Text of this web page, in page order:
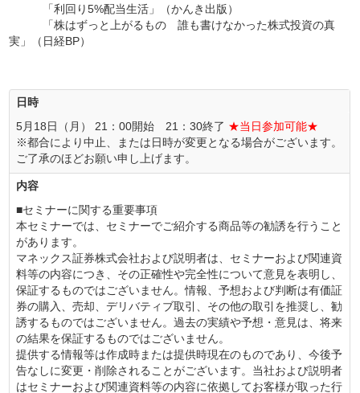
「利回り5%配当生活」（かんき出版）
「株はずっと上がるもの 誰も書けなかった株式投資の真
実」（日経BP）
日時
5月18日（月） 21：00開始 21：30終了 ★当日参加可能★
※都合により中止、または日時が変更となる場合がございます。
ご了承のほどお願い申し上げます。
内容
■セミナーに関する重要事項
本セミナーでは、セミナーでご紹介する商品等の勧誘を行うこと
があります。
マネックス証券株式会社および説明者は、セミナーおよび関連資
料等の内容につき、その正確性や完全性について意見を表明し、
保証するものではございません。情報、予想および判断は有価証
券の購入、売却、デリバティブ取引、その他の取引を推奨し、勧
誘するものではございません。過去の実績や予想・意見は、将来
の結果を保証するものではございません。
提供する情報等は作成時または提供時現在のものであり、今後予
告なしに変更・削除されることがございます。当社および説明者
はセミナーおよび関連資料等の内容に依拠してお客様が取った行